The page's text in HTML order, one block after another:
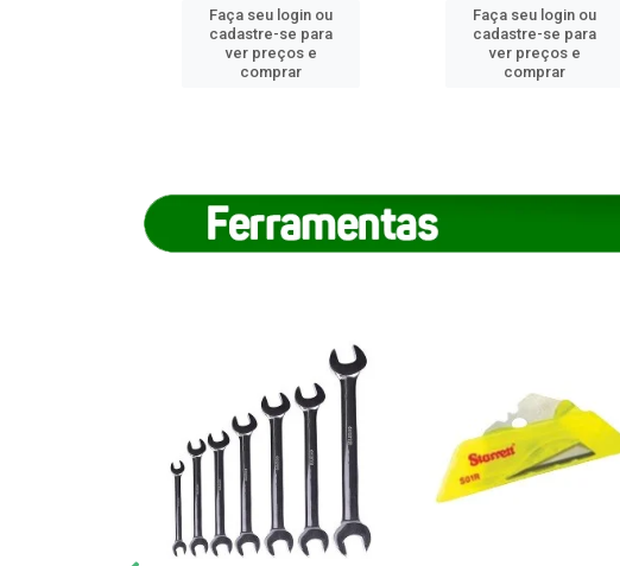
Faça seu login ou
cadastre-se para
ver preços e
comprar
Faça seu login ou
cadastre-se para
ver preços e
comprar